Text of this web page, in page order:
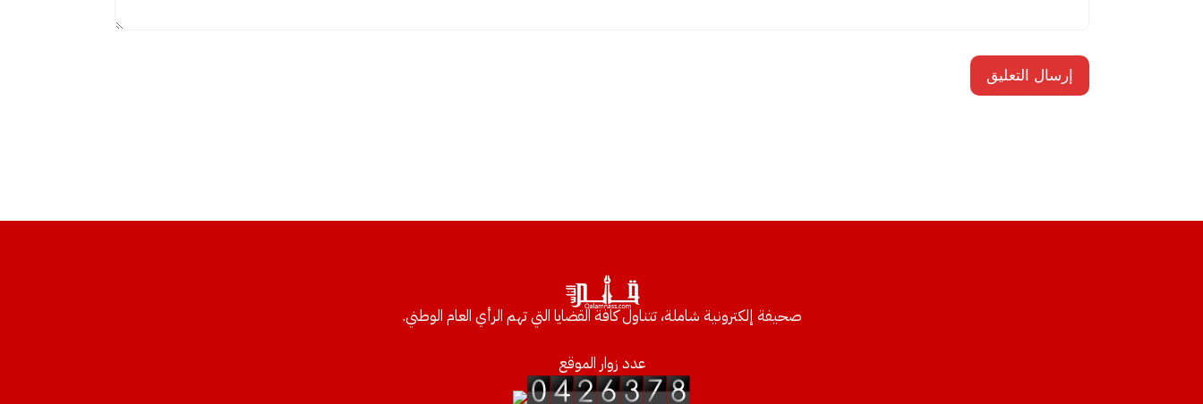
صحيفة إلكترونية شاملة، تتناول كافة القضايا التي تهم الرأي العام الوطني.
عدد زوار الموقع